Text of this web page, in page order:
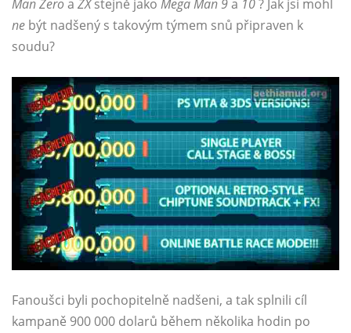
Man Zeroa ZXstejně jako Mega Man 9a 10? Jak jsi mohl
ne být nadšený s takovým týmem snů připraven k
soudu?
Fanoušci byli pochopitelně nadšeni, a tak splnili cíl
kampaně 900 000 dolarů během několika hodin po